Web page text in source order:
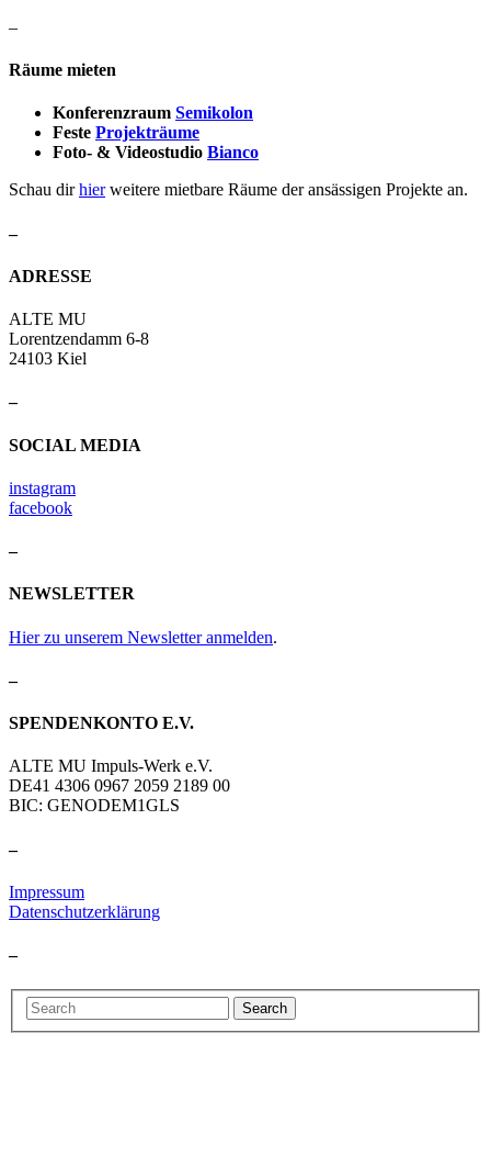
–
Räume mieten
Konferenzraum Semikolon
Feste Projekträume
Foto- & Videostudio Bianco
Schau dirhierweitere mietbare Räume der ansässigen Projekte an.
–
ADRESSE
ALTE MU
Lorentzendamm 6-8
24103 Kiel
–
SOCIAL MEDIA
instagram
facebook
–
NEWSLETTER
Hier zu unserem Newsletter anmelden.
–
SPENDENKONTO E.V.
ALTE MU Impuls-Werk e.V.
DE41 4306 0967 2059 2189 00
BIC: GENODEM1GLS
–
Impressum
Datenschutzerklärung
–
Search